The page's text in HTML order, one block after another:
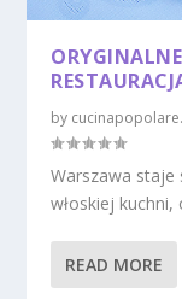
by
Warszawa staje
włoskiej
READ MORE